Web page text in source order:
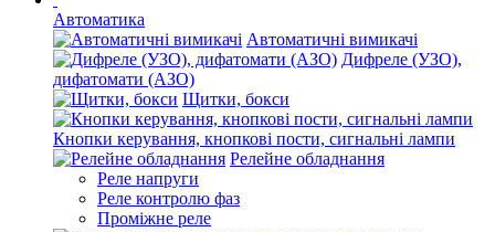
Автоматика
Автоматичні вимикачі
Дифреле (УЗО),
дифатомати (АЗО)
Щитки, бокси
Кнопки керування, кнопкові пости, сигнальні лампи
Релейне обладнання
Реле напруги
Реле контролю фаз
Проміжне реле